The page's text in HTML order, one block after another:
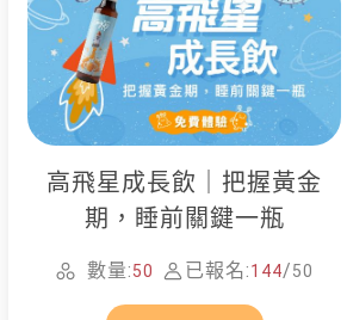
高飛星成長飲｜把握黃金
期，睡前關鍵一瓶
數量:50 已報名:144/50